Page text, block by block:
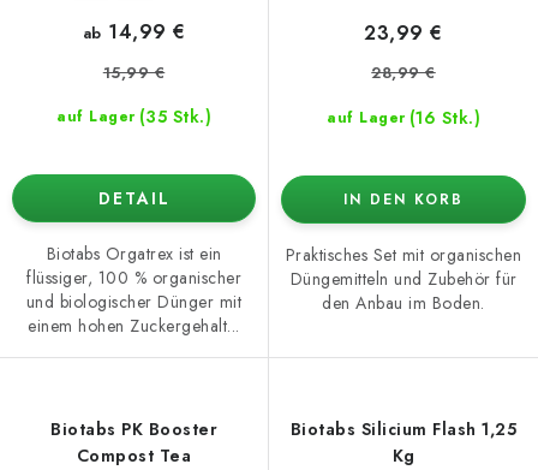
auf Lager (35 Stk.)
ab 14,99 €
15,99 €
DETAIL
Biotabs Orgatrex ist ein
flüssiger, 100 % organischer
und biologischer Dünger mit
einem hohen Zuckergehalt...
auf Lager (16 Stk.)
23,99 €
28,99 €
IN DEN KORB
Praktisches Set mit organischen
Düngemitteln und Zubehör für
den Anbau im Boden.
Biotabs PK Booster
Compost Tea
Biotabs Silicium Flash 1,25
Kg